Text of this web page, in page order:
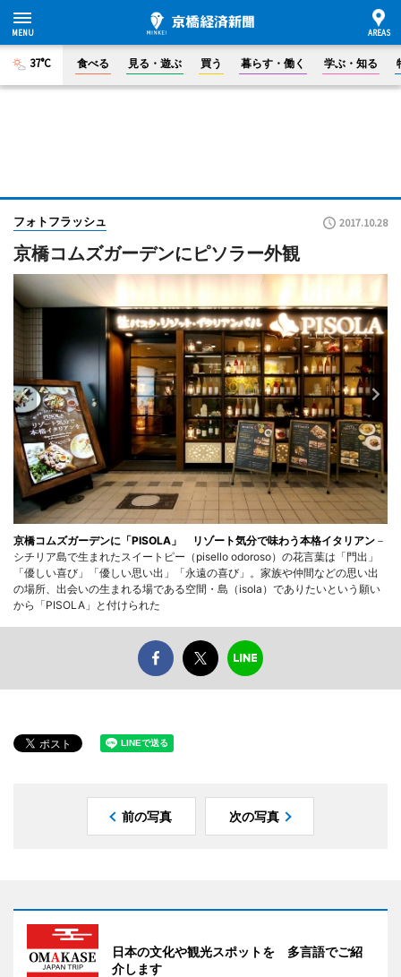
37°C 食べる 見る・遊ぶ 買う 暮らす・働く 学ぶ・知る
フォトフラッシュ 2017.10.28
京橋コムズガーデンにピソラー外観
京橋コムズガーデンに「PISOLA」 リゾート気分で味わう本格イタリアン －
シチリア島で生まれたスイートピー（pisello odoroso）の花言葉は「門出」
「優しい喜び」「優しい思い出」「永遠の喜び」。家族や仲間などの思い出
の場所、出会いの生まれる場である空間・島（isola）でありたいという願い
から「PISOLA」と付けられた
前の写真 次の写真
日本の文化や観光スポットを 多言語でご紹
介します